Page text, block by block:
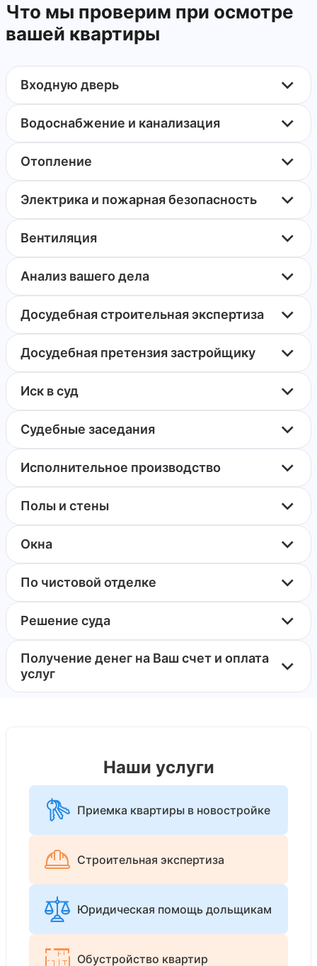
Что мы проверим при осмотре
вашей квартиры
Входную дверь
Водоснабжение и канализация
Отопление
Электрика и пожарная безопасность
Вентиляция
Анализ вашего дела
Досудебная строительная экспертиза
Досудебная претензия застройщику
Иск в суд
Судебные заседания
Исполнительное производство
Полы и стены
Окна
По чистовой отделке
Решение суда
Получение денег на Ваш счет и оплата
услуг
Наши услуги
Приемка квартиры в новостройке
Строительная экспертиза
Юридическая помощь дольщикам
Обустройство квартир